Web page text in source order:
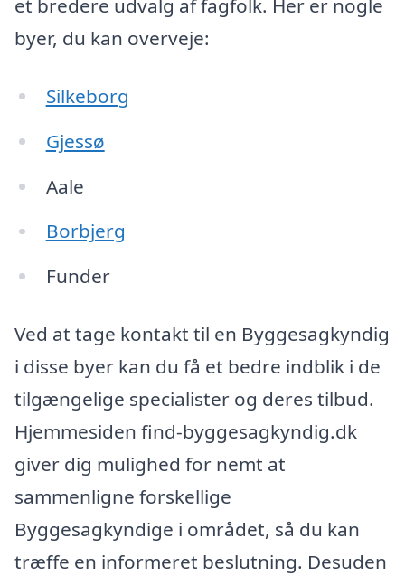
et bredere udvalg af fagfolk. Her er nogle
byer, du kan overveje:
Silkeborg
Gjessø
Aale
Borbjerg
Funder
Ved at tage kontakt til en Byggesagkyndig
i disse byer kan du få et bedre indblik i de
tilgængelige specialister og deres tilbud.
Hjemmesiden find-byggesagkyndig.dk
giver dig mulighed for nemt at
sammenligne forskellige
Byggesagkyndige i området, så du kan
træffe en informeret beslutning. Desuden